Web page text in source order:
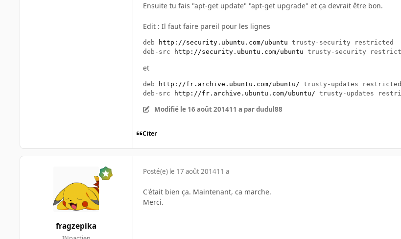
Ensuite tu fais "apt-get update" "apt-get upgrade" et ça devrait être bon.
Edit : Il faut faire pareil pour les lignes
deb http://security.ubuntu.com/ubuntu trusty-security restricted
deb-src
http://security.ubuntu.com/ubuntu
et
deb http://fr.archive.ubuntu.com/ubuntu/ trusty-updates restricted
deb-src
http://fr.archive.ubuntu.com/ubuntu/
Modifié le 16 août 201411 a par dudul88
Citer
fragzepika
Posté(e) le 17 août 201411 a
C'était bien ça. Maintenant, ca marche.
Merci.